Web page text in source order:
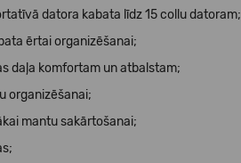
datora kabata līdz 15 collu datoram;
ērtai organizēšanai;
daļa komfortam un atbalstam;
organizēšanai;
mantu sakārtošanai;